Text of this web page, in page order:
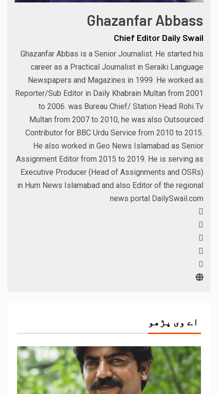
Ghazanfar Abbass
Chief Editor Daily Swail
Ghazanfar Abbas is a Senior Journalist. He started his
career as a Practical Journalist in Seraiki Language
Newspapers and Magazines in 1999. He worked as
Reporter/Sub Editor in Daily Khabrain Multan from 2001
to 2006. was Bureau Chief/ Station Head Rohi Tv
Multan from 2007 to 2010, he was also Outsourced
Contributor for BBC Urdu Service from 2010 to 2015.
He also worked in Geo News Islamabad as Senior
Assignment Editor from 2015 to 2019. He is serving as
Executive Producer (Head of Assignments and OSRs)
in Hum News Islamabad and also Editor of the regional
news portal DailySwail.com
اے وی پڑھو